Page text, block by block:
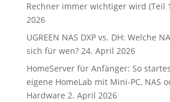
Rechner immer wichtiger wird (Teil
2026
UGREEN NAS DXP vs. DH: Welche
sich für wen? 24. April 2026
HomeServer für Anfänger: So
eigene HomeLab mit Mini-PC, NAS
Hardware 2. April 2026